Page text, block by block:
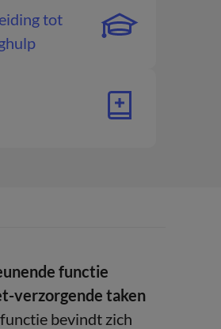
tot
functie
verzorgende taken
bevindt zich